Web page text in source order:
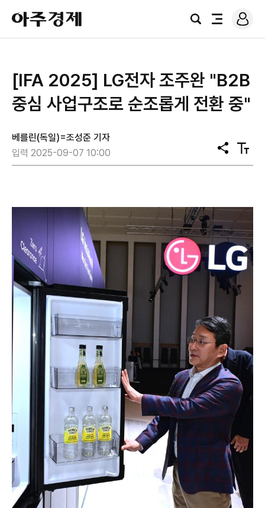
아
주
경
검
전
로
그
[IFA 2025] LG전자 조주완 "B2B
중심 사업구조로 순조롭게 전환 중"
베를린(독일)=조성준 기자
입력 2025-09-07 10:00
공
유
텍
스